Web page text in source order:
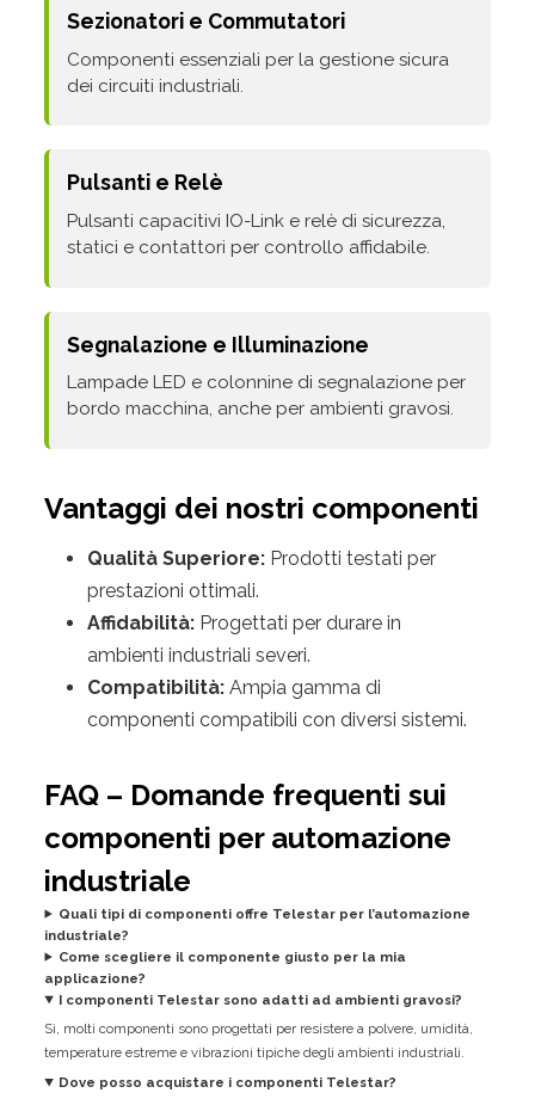
Sezionatori e Commutatori
Componenti essenziali per la gestione sicura
dei circuiti industriali.
Pulsanti e Relè
Pulsanti capacitivi IO-Link e relè di sicurezza,
statici e contattori per controllo affidabile.
Segnalazione e Illuminazione
Lampade LED e colonnine di segnalazione per
bordo macchina, anche per ambienti gravosi.
Vantaggi dei nostri componenti
Qualità Superiore: Prodotti testati per
prestazioni ottimali.
Affidabilità: Progettati per durare in
ambienti industriali severi.
Compatibilità: Ampia gamma di
componenti compatibili con diversi sistemi.
FAQ – Domande frequenti sui
componenti per automazione
industriale
Quali tipi di componenti offre Telestar per l’automazione
industriale?
Come scegliere il componente giusto per la mia
applicazione?
I componenti Telestar sono adatti ad ambienti gravosi?
Sì, molti componenti sono progettati per resistere a polvere, umidità,
temperature estreme e vibrazioni tipiche degli ambienti industriali.
Dove posso acquistare i componenti Telestar?